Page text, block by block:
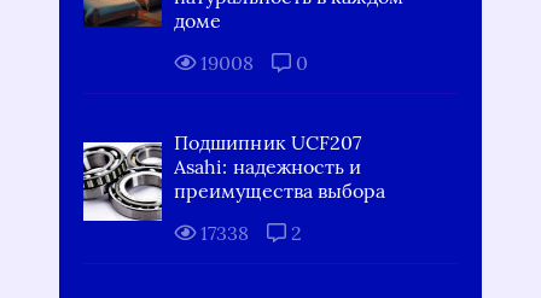
доме
19008
0
Подшипник UCF207
Asahi: надежность и
преимущества выбора
17338
2